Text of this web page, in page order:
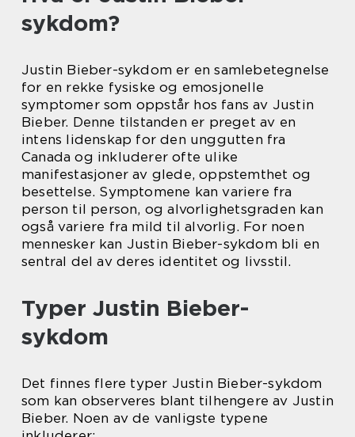
sykdom?
Justin Bieber-sykdom er en samlebetegnelse
for en rekke fysiske og emosjonelle
symptomer som oppstår hos fans av Justin
Bieber. Denne tilstanden er preget av en
intens lidenskap for den unggutten fra
Canada og inkluderer ofte ulike
manifestasjoner av glede, oppstemthet og
besettelse. Symptomene kan variere fra
person til person, og alvorlighetsgraden kan
også variere fra mild til alvorlig. For noen
mennesker kan Justin Bieber-sykdom bli en
sentral del av deres identitet og livsstil.
Typer Justin Bieber-
sykdom
Det finnes flere typer Justin Bieber-sykdom
som kan observeres blant tilhengere av Justin
Bieber. Noen av de vanligste typene